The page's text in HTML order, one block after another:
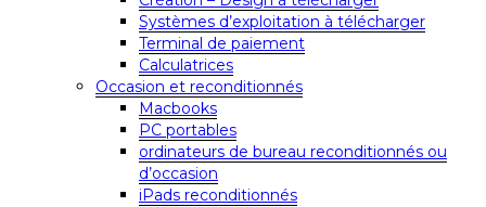
Systèmes d’exploitation à télécharger
Terminal de paiement
Calculatrices
Occasion et reconditionnés
Macbooks
PC portables
ordinateurs de bureau reconditionnés ou
d’occasion
iPads reconditionnés